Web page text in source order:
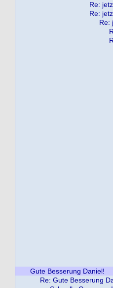
Re:
Re:
Re:
Gute Besserung Daniel!
Re: Gute Besserung